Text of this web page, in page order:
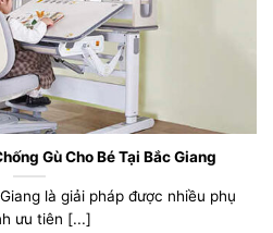
Gù Cho Bé Tại Bắc Giang
là giải pháp được nhiều phụ
ưu tiên [...]